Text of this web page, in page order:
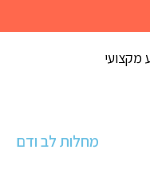
מקצועי
מחלות לב ודם